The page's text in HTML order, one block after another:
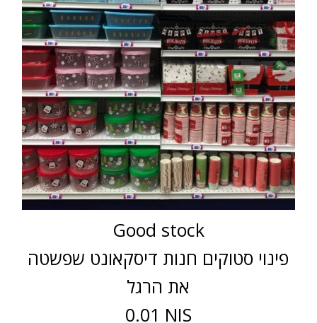
Good stock
פינוי סטוקים חנות דיסקאונט שפשטה
את הרגל
0.01 NIS